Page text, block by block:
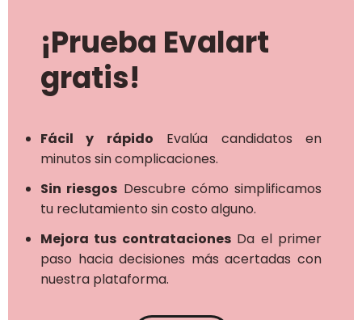
¡Prueba Evalart
gratis!
Fácil y rápido Evalúa candidatos en
minutos sin complicaciones.
Sin riesgos Descubre cómo simplificamos
tu reclutamiento sin costo alguno.
Mejora tus contratacionesDa el primer
paso hacia decisiones más acertadas con
nuestra plataforma.